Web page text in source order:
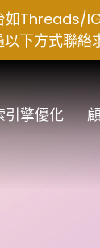
Threads/
下方式聯
引擎優化